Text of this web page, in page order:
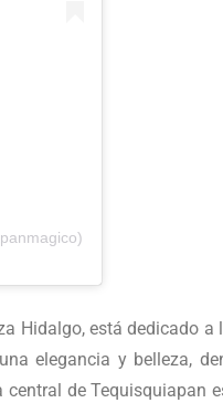
Hidalgo, está dedicado
elegancia y belleza,
de Tequisquiapan